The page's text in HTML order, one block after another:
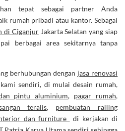
tepat sebagai partner Anda
rumah pribadi atau kantor. Sebagai
di CiganjurJakarta Selatan yang siap
berbagai area sekitarnya tanpa
berhubungan dengan jasa renovasi
sendiri, di mulai desain rumah,
pintu aluminium, pagar rumah,
teralis, pembuatan railing
dan furniture
di kerjakan di